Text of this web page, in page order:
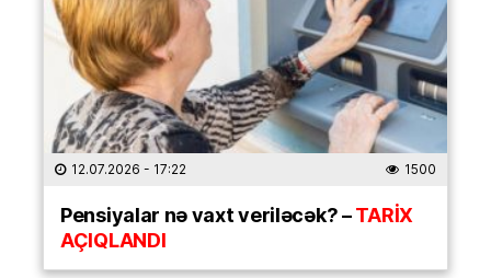
12.07.2026 - 17:22 1500
Pensiyalar nə vaxt veriləcək? –TARİX
AÇIQLANDI